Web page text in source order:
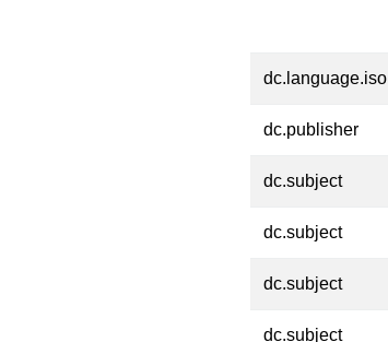
dc.language.iso
dc.publisher
dc.subject
dc.subject
dc.subject
dc.subject